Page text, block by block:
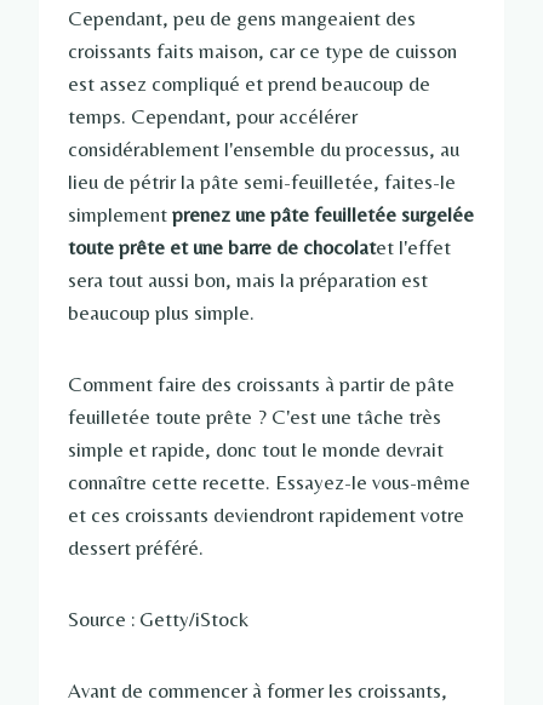
Cependant, peu de gens mangeaient des
croissants faits maison, car ce type de cuisson
est assez compliqué et prend beaucoup de
temps. Cependant, pour accélérer
considérablement l'ensemble du processus, au
lieu de pétrir la pâte semi-feuilletée, faites-le
simplement prenez une pâte feuilletée surgelée
toute prête et une barre de chocolatet l'effet
sera tout aussi bon, mais la préparation est
beaucoup plus simple.
Comment faire des croissants à partir de pâte
feuilletée toute prête ? C'est une tâche très
simple et rapide, donc tout le monde devrait
connaître cette recette. Essayez-le vous-même
et ces croissants deviendront rapidement votre
dessert préféré.
Source : Getty/iStock
Avant de commencer à former les croissants,